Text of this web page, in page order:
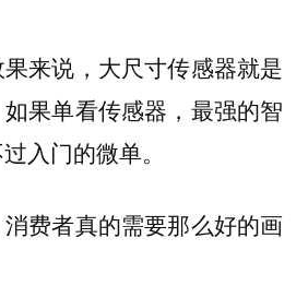
来说，大尺寸传感器就是
果单看传感器，最强的智
入门的微单。
费者真的需要那么好的画